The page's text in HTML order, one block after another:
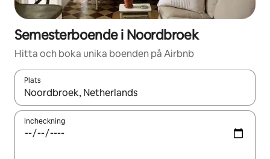
Semesterboende i Noordbroek
Hitta och boka unika boenden på Airbnb
Plats
När resultaten är tillgängliga kan du navigera med upp- och
Incheckning